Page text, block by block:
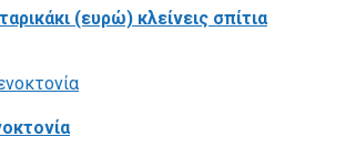
(ευρώ) κλείνεις σπίτια